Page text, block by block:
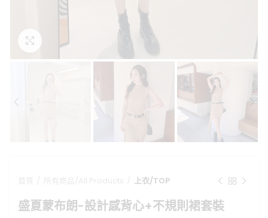
點擊放大
上衣/TOP
盛夏蒙布朗-設計感背心+不規則裙套裝